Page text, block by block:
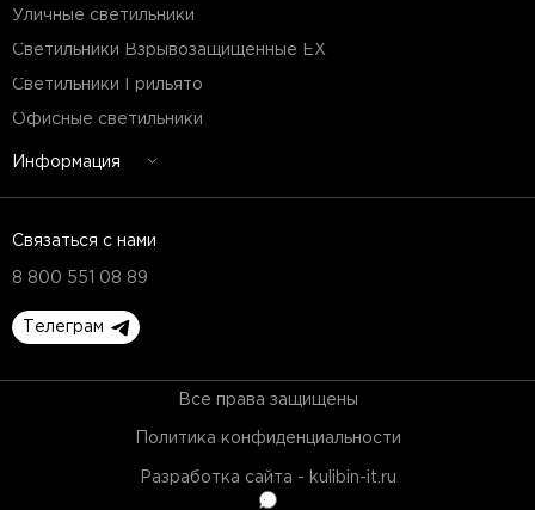
Уличные светильники
Светильники Взрывозащищенные EX
Светильники Грильято
Офисные светильники
Информация
Связаться с нами
8 800 551 08 89
Телеграм
Все права защищены
Политика конфиденциальности
Разработка сайта - kulibin-it.ru